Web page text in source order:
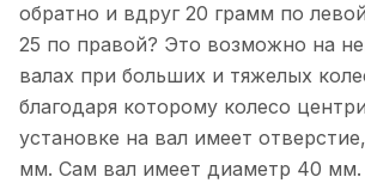
обратно и вдруг 20 грамм по
25 по правой? Это возможно на
валах при больших и тяжелых
благодаря которому колесо
установке на вал имеет
мм. Сам вал имеет диаметр 40